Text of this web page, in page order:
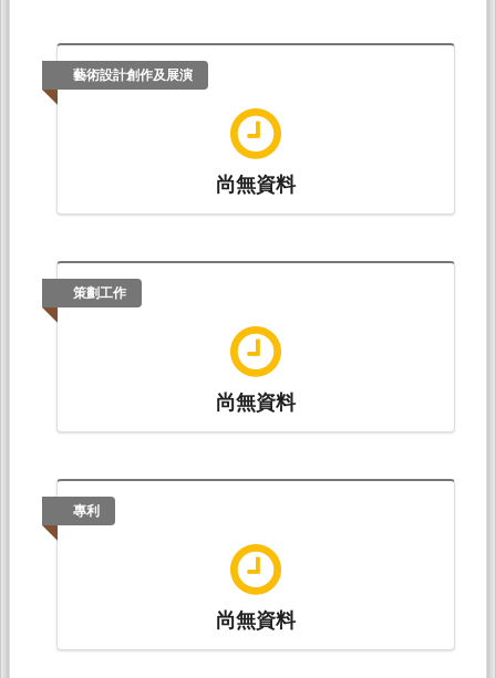
藝術設計創作及展演
尚無資料
策劃工作
尚無資料
專利
尚無資料